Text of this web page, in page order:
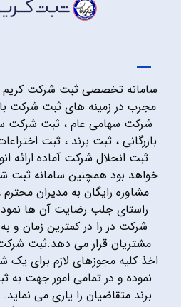
سامانه تخصصی ثبت شرکت کریم
مجرب در زمینه های ثبت شرکت
شرکت سهامی عام ، ثبت شرکت
بازرگانی ، ثبت برند ، ثبت
ثبت انحلال شرکت آماده ارائه
خواهد بود همچنین سامانه ثبت
مشاوره رایگان به مدیران
راستای جلب رضایت آن ها
شرکت در را در کمترین زمان و
مشتریان قرار می دهد.ثبت
اخذ کلیه مجوزهای لازم برای
نموده و در تمامی امور جهت
برند متقاضیان را یاری می